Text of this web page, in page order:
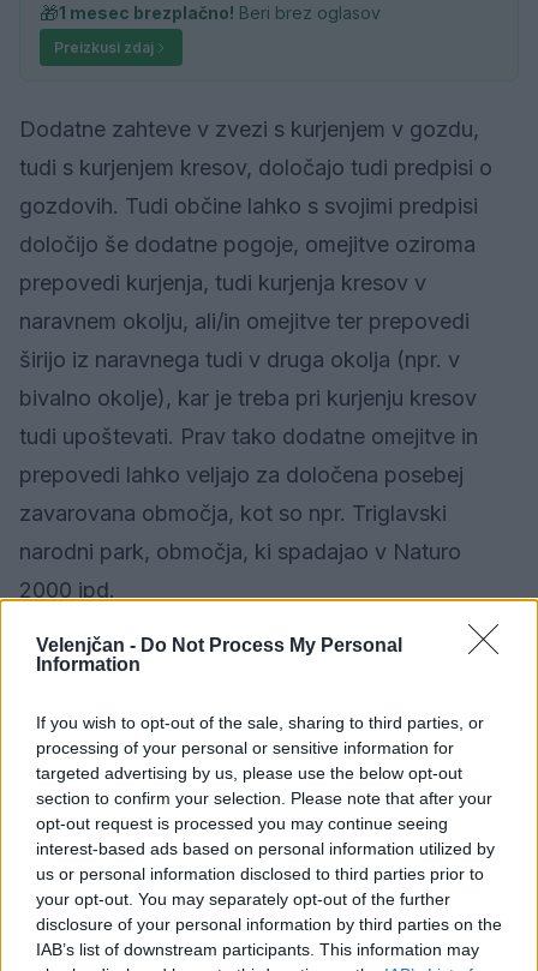
Velenjčan - Do Not Process My Personal
Information
If you wish to opt-out of the sale, sharing to third parties, or
processing of your personal or sensitive information for
targeted advertising by us, please use the below opt-out
section to confirm your selection. Please note that after your
opt-out request is processed you may continue seeing
interest-based ads based on personal information utilized by
us or personal information disclosed to third parties prior to
your opt-out. You may separately opt-out of the further
disclosure of your personal information by third parties on the
IAB’s list of downstream participants. This information may
🎁1 mesec brezplačno! Beri brez oglasov
Preizkusi zdaj
Dodatne zahteve v zvezi s kurjenjem v gozdu,
tudi s kurjenjem kresov, določajo tudi predpisi o
gozdovih. Tudi občine lahko s svojimi predpisi
določijo še dodatne pogoje, omejitve oziroma
prepovedi kurjenja, tudi kurjenja kresov v
naravnem okolju, ali/in omejitve ter prepovedi
širijo iz naravnega tudi v druga okolja (npr. v
bivalno okolje), kar je treba pri kurjenju kresov
tudi upoštevati. Prav tako dodatne omejitve in
prepovedi lahko veljajo za določena posebej
zavarovana območja, kot so npr. Triglavski
narodni park, območja, ki spadajao v Naturo
2000 ipd.
Če se kres spremeni v požar, je treba o tem na
regijski center za obveščanje, ki bo na mesto
požara napotil krajevno pristojne gasilce.
Želimo vam lep in varen praznik.